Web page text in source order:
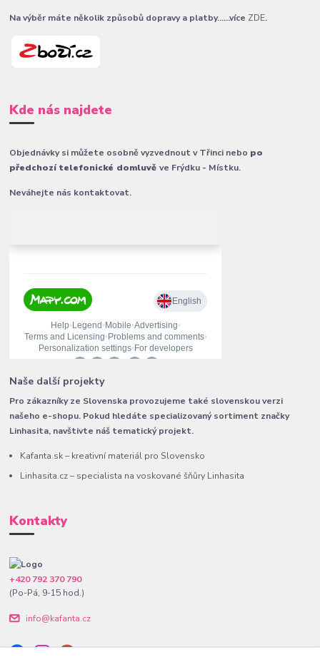
Na výběr máte několik způsobů dopravy a platby......více ZDE.
Kde nás najdete
Objednávky si můžete osobně vyzvednout v Třinci nebo po
předchozí telefonické domluvěve Frýdku - Místku.
Neváhejte nás kontaktovat.
Naše další projekty
Pro zákazníky ze Slovenska provozujeme také slovenskou verzi
našeho e-shopu. Pokud hledáte specializovaný sortiment značky
Linhasita, navštivte náš tematický projekt.
Kafanta.sk – kreativní materiál pro Slovensko
Linhasita.cz – specialista na voskované šňůry Linhasita
Kontakty
+420 792 370 790
(Po-Pá, 9-15 hod.)
info@kafanta.cz